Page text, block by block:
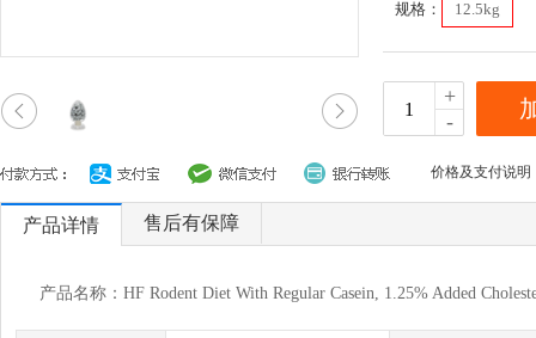
规格： 12.5kg
+
-
价格及支付说明
产品详情 售后有保障
产品名称：HF Rodent Diet With Regular Casein, 1.25% Added